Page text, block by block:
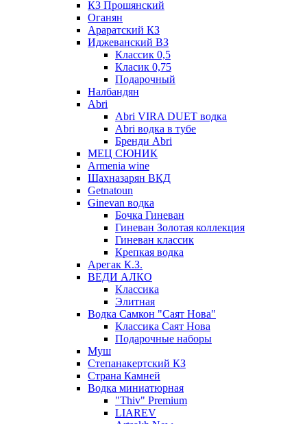
КЗ Прошянский
Оганян
Араратский КЗ
Иджеванский ВЗ
Классик 0,5
Класик 0,75
Подарочный
Налбандян
Abri
Abri VIRA DUET водка
Abri водка в тубе
Бренди Abri
МЕЦ СЮНИК
Armenia wine
Шахназарян ВКД
Getnatoun
Ginevan водка
Бочка Гиневан
Гиневан Золотая коллекция
Гиневан классик
Крепкая водка
Арегак К.З.
ВЕДИ АЛКО
Классика
Элитная
Водка Самкон "Саят Нова"
Классика Саят Нова
Подарочные наборы
Муш
Степанакертский КЗ
Страна Камней
Водка миниатюрная
"Thiv" Premium
LIAREV